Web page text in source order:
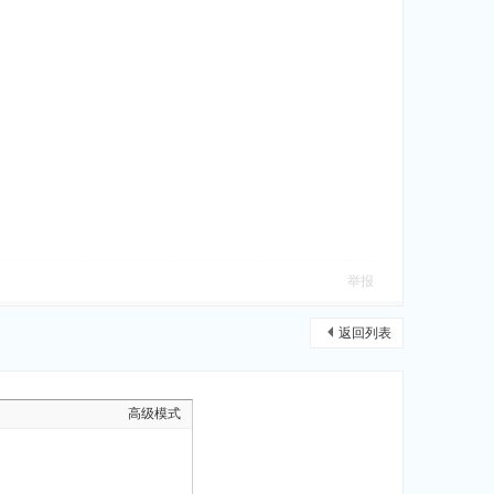
举报
返回列表
高级模式